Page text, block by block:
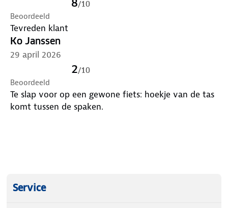
8/10
Beoordeeld
Tevreden klant
Ko Janssen
29 april 2026
2/10
Beoordeeld
Te slap voor op een gewone fiets: hoekje van de tas
komt tussen de spaken.
Service